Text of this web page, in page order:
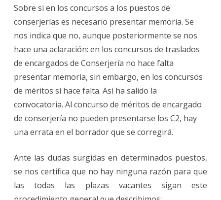
Sobre si en los concursos a los puestos de
conserjerías es necesario presentar memoria. Se
nos indica que no, aunque posteriormente se nos
hace una aclaración: en los concursos de traslados
de encargados de Conserjería no hace falta
presentar memoria, sin embargo, en los concursos
de méritos sí hace falta. Así ha salido la
convocatoria. Al concurso de méritos de encargado
de conserjería no pueden presentarse los C2, hay
una errata en el borrador que se corregirá.
Ante las dudas surgidas en determinados puestos,
se nos certifica que no hay ninguna razón para que
las todas las plazas vacantes sigan este